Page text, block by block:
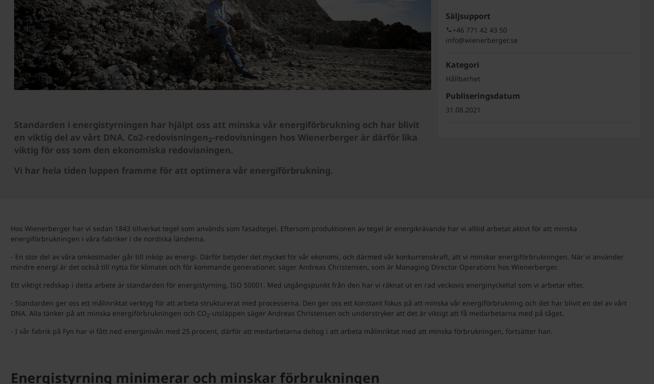
Standarden i energistyrningen har hjälpt oss att minska vår energiförbrukning och har blivit
en viktig del av vårt DNA. Co2-redovisningen2-redovisningen hos Wienerberger är därför lika
viktig för oss som den ekonomiska redovisningen.
Vi har hela tiden luppen framme för att optimera vår energiförbrukning.
Säljsupport
+46 771 42 43 50
info@wienerberger.se
Kategori
Hållbarhet
Publiseringsdatum
31.08.2021
Hos Wienerberger har vi sedan 1843 tillverkat tegel som används som fasadtegel. Eftersom produktionen av tegel är energikrävande har vi alltid arbetat aktivt för att minska
energiförbrukningen i våra fabriker i de nordiska länderna.
- En stor del av våra omkostnader går till inköp av energi. Därför betyder det mycket för vår ekonomi, och därmed vår konkurrenskraft, att vi minskar energiförbrukningen. När vi använder
mindre energi är det också till nytta för klimatet och för kommande generationer, säger Andreas Christensen, som är Managing Director Operations hos Wienerberger.
Ett viktigt redskap i detta arbete är standarden för energistyrning, ISO 50001. Med utgångspunkt från den har vi räknat ut en rad veckovis energinyckeltal som vi arbetar efter.
- Standarden ger oss ett målinriktat verktyg för att arbeta strukturerat med processerna. Den ger oss ett konstant fokus på att minska vår energiförbrukning och det har blivit en del av vårt
DNA. Alla tänker på att minska energiförbrukningen och CO2-utsläppen säger Andreas Christensen och understryker att det är viktigt att få medarbetarna med på tåget.
- I vår fabrik på Fyn har vi fått ned energinivån med 25 procent, därför att medarbetarna deltog i att arbeta målinriktat med att minska förbrukningen, fortsätter han.
Energistyrning minimerar och minskar förbrukningen